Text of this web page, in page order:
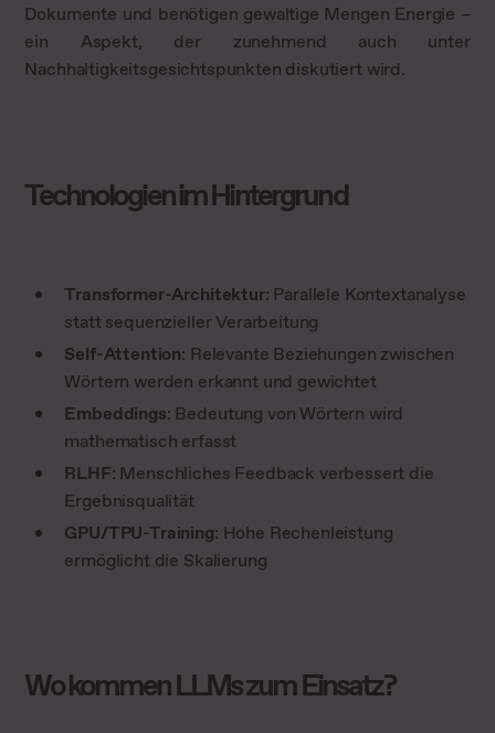
Dokumente und benötigen gewaltige Mengen Energie –
ein Aspekt, der zunehmend auch unter
Nachhaltigkeitsgesichtspunkten diskutiert wird.
Technologien im Hintergrund
Transformer-Architektur: Parallele Kontextanalyse
statt sequenzieller Verarbeitung
Self-Attention: Relevante Beziehungen zwischen
Wörtern werden erkannt und gewichtet
Embeddings: Bedeutung von Wörtern wird
mathematisch erfasst
RLHF: Menschliches Feedback verbessert die
Ergebnisqualität
GPU/TPU-Training: Hohe Rechenleistung
ermöglicht die Skalierung
Wo kommen LLMs zum Einsatz?